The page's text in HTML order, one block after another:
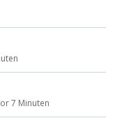
7 Minuten